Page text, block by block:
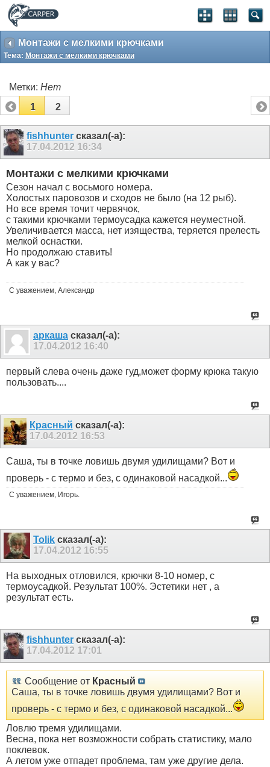
Монтажи с мелкими крючками
Тема: Монтажи с мелкими крючками
Метки: Нет
1
2
fishhunter сказал(-а):
17.04.2012 16:34
Монтажи с мелкими крючками
Сезон начал с восьмого номера.
Холостых паровозов и сходов не было (на 12 рыб).
Но все время точит червячок,
с такими крючками термоусадка кажется неуместной.
Увеличивается масса, нет изящества, теряется прелесть
мелкой оснастки.
Но продолжаю ставить!
А как у вас?
С уважением, Александр
аркаша сказал(-а):
17.04.2012 16:40
первый слева очень даже гуд,может форму крюка такую
пользовать....
Красный сказал(-а):
17.04.2012 16:53
Саша, ты в точке ловишь двумя удилищами? Вот и
проверь - с термо и без, с одинаковой насадкой...
С уважением, Игорь.
Tolik сказал(-а):
17.04.2012 16:55
На выходных отловился, крючки 8-10 номер, с
термоусадкой. Результат 100%. Эстетики нет , а
результат есть.
fishhunter сказал(-а):
17.04.2012 17:01
Сообщение от Красный
Саша, ты в точке ловишь двумя удилищами? Вот и
проверь - с термо и без, с одинаковой насадкой...
Ловлю тремя удилищами.
Весна, пока нет возможности собрать статистику, мало
поклевок.
А летом уже отпадет проблема, там уже другие дела.